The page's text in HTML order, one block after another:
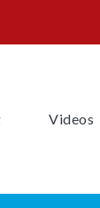
(current)Videos